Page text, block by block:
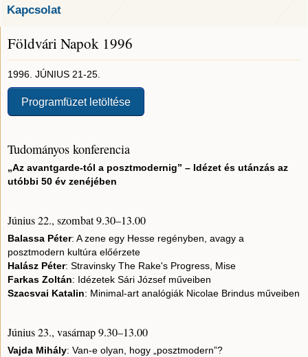
Kapcsolat
Földvári Napok 1996
1996. JÚNIUS 21-25.
Programfüzet letöltése
Tudományos konferencia
„Az avantgarde-tól a posztmodernig” – Idézet és utánzás az
utóbbi 50 év zenéjében
Június 22., szombat 9.30–13.00
Balassa Péter: A zene egy Hesse regényben, avagy a
posztmodern kultúra előérzete
Halász Péter: Stravinsky The Rake's Progress, Mise
Farkas Zoltán: Idézetek Sári József műveiben
Szacsvai Katalin: Minimal-art analógiák Nicolae Brindus műveiben
Június 23., vasárnap 9.30–13.00
Vajda Mihály: Van-e olyan, hogy „posztmodern”?